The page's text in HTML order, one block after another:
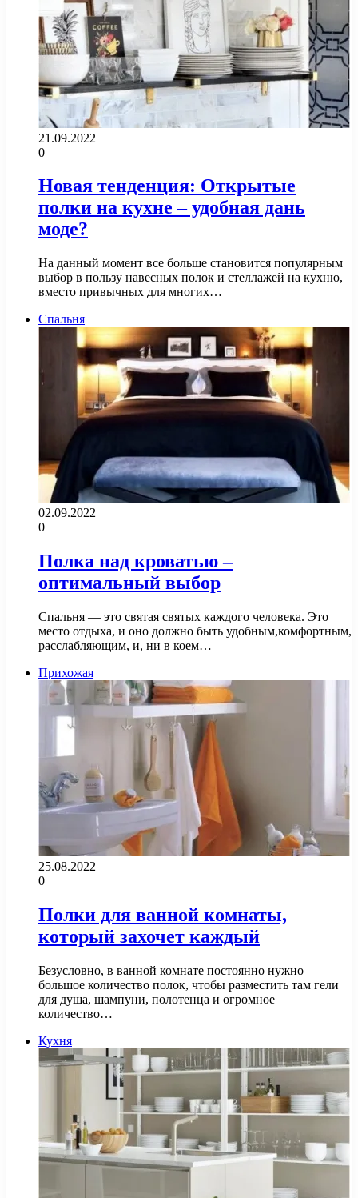
21.09.2022
0
Новая тенденция: Открытые
полки на кухне – удобная дань
моде?
На данный момент все больше становится популярным
выбор в пользу навесных полок и стеллажей на кухню,
вместо привычных для многих…
Спальня
02.09.2022
0
Полка над кроватью –
оптимальный выбор
Спальня — это святая святых каждого человека. Это
место отдыха, и оно должно быть удобным,комфортным,
расслабляющим, и, ни в коем…
Прихожая
25.08.2022
0
Полки для ванной комнаты,
который захочет каждый
Безусловно, в ванной комнате постоянно нужно
большое количество полок, чтобы разместить там гели
для душа, шампуни, полотенца и огромное
количество…
Кухня